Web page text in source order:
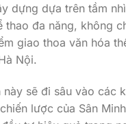
dựng dựa trên tầm
thao đa năng, không
giao thoa văn hóa
Nội.
này sẽ đi sâu vào các
lược của Sân